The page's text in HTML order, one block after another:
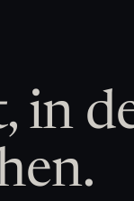
in